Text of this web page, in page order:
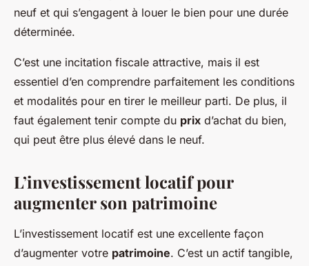
neuf et qui s’engagent à louer le bien pour une durée
déterminée.
C’est une incitation fiscale attractive, mais il est
essentiel d’en comprendre parfaitement les conditions
et modalités pour en tirer le meilleur parti. De plus, il
faut également tenir compte du prix d’achat du bien,
qui peut être plus élevé dans le neuf.
L’investissement locatif pour
augmenter son patrimoine
L’investissement locatif est une excellente façon
d’augmenter votre patrimoine. C’est un actif tangible,